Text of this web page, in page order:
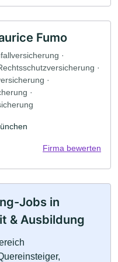
Fumo
·
·
·
·
Firma bewerten
Jobs in
& Ausbildung